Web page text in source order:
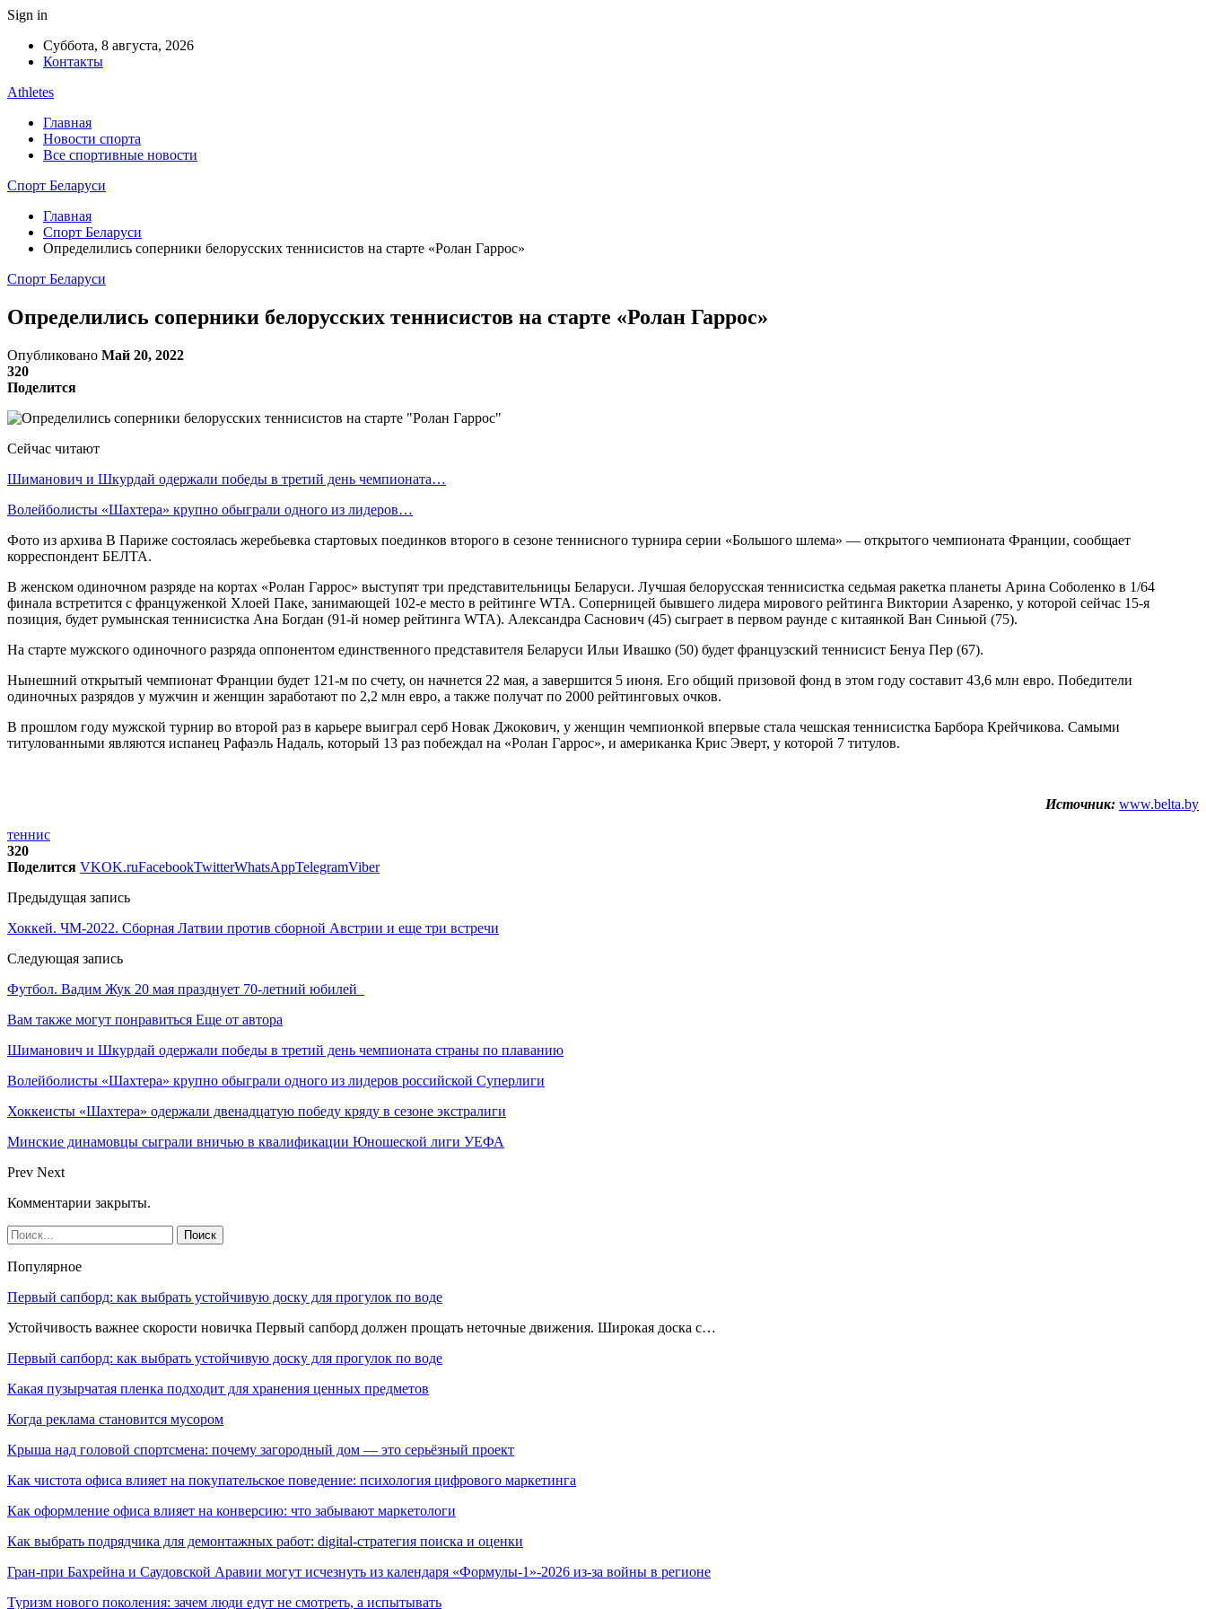
Sign in
Суббота, 8 августа, 2026
Контакты
Athletes
Главная
Новости спорта
Все спортивные новости
Спорт Беларуси
Главная
Спорт Беларуси
Определились соперники белорусских теннисистов на старте «Ролан Гаррос»
Спорт Беларуси
Определились соперники белорусских теннисистов на старте «Ролан Гаррос»
Опубликовано Май 20, 2022
320
Поделится
Сейчас читают
Шиманович и Шкурдай одержали победы в третий день чемпионата…
Волейболисты «Шахтера» крупно обыграли одного из лидеров…
Фото из архива В Париже состоялась жеребьевка стартовых поединков второго в сезоне теннисного турнира серии «Большого шлема» — открытого чемпионата Франции, сообщает
корреспондент БЕЛТА.
В женском одиночном разряде на кортах «Ролан Гаррос» выступят три представительницы Беларуси. Лучшая белорусская теннисистка седьмая ракетка планеты Арина Соболенко в 1/64
финала встретится с француженкой Хлоей Паке, занимающей 102-е место в рейтинге WTA. Соперницей бывшего лидера мирового рейтинга Виктории Азаренко, у которой сейчас 15-я
позиция, будет румынская теннисистка Ана Богдан (91-й номер рейтинга WTA). Александра Саснович (45) сыграет в первом раунде с китаянкой Ван Синьюй (75).
На старте мужского одиночного разряда оппонентом единственного представителя Беларуси Ильи Ивашко (50) будет французский теннисист Бенуа Пер (67).
Нынешний открытый чемпионат Франции будет 121-м по счету, он начнется 22 мая, а завершится 5 июня. Его общий призовой фонд в этом году составит 43,6 млн евро. Победители
одиночных разрядов у мужчин и женщин заработают по 2,2 млн евро, а также получат по 2000 рейтинговых очков.
В прошлом году мужской турнир во второй раз в карьере выиграл серб Новак Джокович, у женщин чемпионкой впервые стала чешская теннисистка Барбора Крейчикова. Самыми
титулованными являются испанец Рафаэль Надаль, который 13 раз побеждал на «Ролан Гаррос», и американка Крис Эверт, у которой 7 титулов.
Источник: www.belta.by
теннис
320
Поделится VKOK.ruFacebookTwitterWhatsAppTelegramViber
Предыдущая запись
Хоккей. ЧМ-2022. Сборная Латвии против сборной Австрии и еще три встречи
Следующая запись
Футбол. Вадим Жук 20 мая празднует 70-летний юбилей
Вам также могут понравиться Еще от автора
Шиманович и Шкурдай одержали победы в третий день чемпионата страны по плаванию
Волейболисты «Шахтера» крупно обыграли одного из лидеров российской Суперлиги
Хоккеисты «Шахтера» одержали двенадцатую победу кряду в сезоне экстралиги
Минские динамовцы сыграли вничью в квалификации Юношеской лиги УЕФА
Prev Next
Комментарии закрыты.
Популярное
Первый сапборд: как выбрать устойчивую доску для прогулок по воде
Устойчивость важнее скорости новичка Первый сапборд должен прощать неточные движения. Широкая доска с…
Первый сапборд: как выбрать устойчивую доску для прогулок по воде
Какая пузырчатая пленка подходит для хранения ценных предметов
Когда реклама становится мусором
Крыша над головой спортсмена: почему загородный дом — это серьёзный проект
Как чистота офиса влияет на покупательское поведение: психология цифрового маркетинга
Как оформление офиса влияет на конверсию: что забывают маркетологи
Как выбрать подрядчика для демонтажных работ: digital-стратегия поиска и оценки
Гран-при Бахрейна и Саудовской Аравии могут исчезнуть из календаря «Формулы-1»-2026 из-за войны в регионе
Туризм нового поколения: зачем люди едут не смотреть, а испытывать